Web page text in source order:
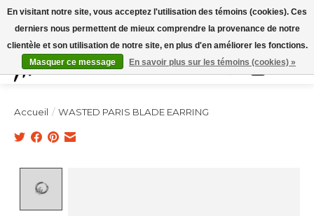
Expédition sous 48h / Livraison gratuite dès 150€ d'achats / -10% avec le code
"4MILKZOO"
Liste de
Panier
Accueil / WASTED PARIS BLADE EARRING
En visitant notre site, vous acceptez l'utilisation des témoins (cookies). Ces
derniers nous permettent de mieux comprendre la provenance de notre
clientèle et son utilisation de notre site, en plus d'en améliorer les fonctions.
Masquer ce message
En savoir plus sur les témoins (cookies) »